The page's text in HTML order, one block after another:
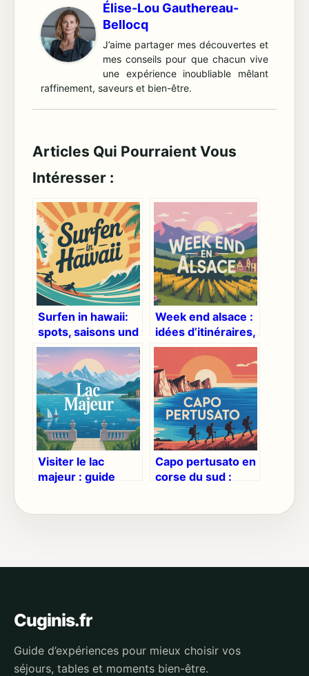
Élise-Lou Gauthereau-
Bellocq
J’aime partager mes découvertes et
mes conseils pour que chacun vive
une expérience inoubliable mêlant
raffinement, saveurs et bien-être.
Articles Qui Pourraient Vous
Intéresser :
Surfen in hawaii:
spots, saisons und
tipps für den
perfekten trip
Week end alsace :
idées d’itinéraires,
visites et bonnes
adresses
Visiter le lac
majeur : guide
Capo pertusato en
corse du sud :
Cuginis.fr
Guide d’expériences pour mieux choisir vos
séjours, tables et moments bien-être.